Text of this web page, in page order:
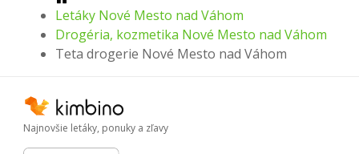
Letáky Nové Mesto nad Váhom
Drogéria, kozmetika Nové Mesto nad Váhom
Teta drogerie Nové Mesto nad Váhom
Najnovšie letáky, ponuky a zľavy